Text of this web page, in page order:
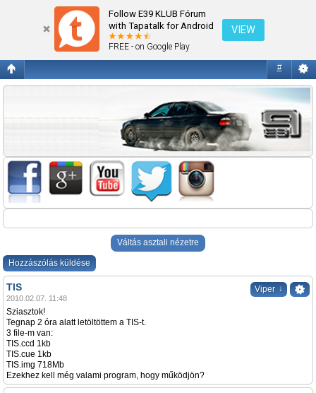
Follow E39 KLUB Fórum
with Tapatalk for Android
FREE - on Google Play
VIEW
#
Váltás asztali nézetre
Hozzászólás küldése
Viper ↓
TIS
2010.02.07. 11:48
Sziasztok!
Tegnap 2 óra alatt letöltöttem a TIS-t.
3 file-m van:
TIS.ccd 1kb
TIS.cue 1kb
TIS.img 718Mb
Ezekhez kell még valami program, hogy működjön?